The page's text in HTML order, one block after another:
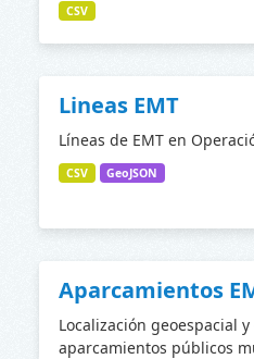
CSV
Lineas EMT
Líneas de EMT en
CSV GeoJSON
Aparcamientos
Localización geoespacial
aparcamientos públicos